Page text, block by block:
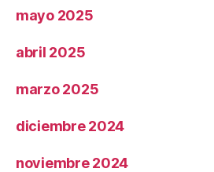
mayo 2025
abril 2025
marzo 2025
diciembre 2024
noviembre 2024